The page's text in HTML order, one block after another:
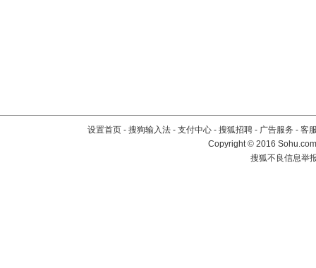
设置首页 - 搜狗输入法 - 支付中心 - 搜狐招聘 - 广告服务 - 客
Copyright©2016
搜狐不良信息举